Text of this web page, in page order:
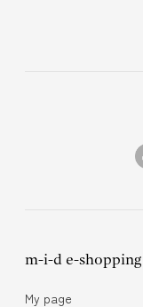
m-i-d e-shopping
My page